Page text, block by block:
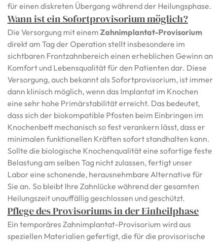
für einen diskreten Übergang während der Heilungsphase.
Wann ist ein Sofortprovisorium möglich?
Die Versorgung mit einem Zahnimplantat-Provisorium
direkt am Tag der Operation stellt insbesondere im
sichtbaren Frontzahnbereich einen erheblichen Gewinn an
Komfort und Lebensqualität für den Patienten dar. Diese
Versorgung, auch bekannt als Sofortprovisorium, ist immer
dann klinisch möglich, wenn das Implantat im Knochen
eine sehr hohe Primärstabilität erreicht. Das bedeutet,
dass sich der biokompatible Pfosten beim Einbringen im
Knochenbett mechanisch so fest verankern lässt, dass er
minimalen funktionellen Kräften sofort standhalten kann.
Sollte die biologische Knochenqualität eine sofortige feste
Belastung am selben Tag nicht zulassen, fertigt unser
Labor eine schonende, herausnehmbare Alternative für
Sie an. So bleibt Ihre Zahnlücke während der gesamten
Heilungszeit unauffällig geschlossen und geschützt.
Pflege des Provisoriums in der Einheilphase
Ein temporäres Zahnimplantat-Provisorium wird aus
speziellen Materialien gefertigt, die für die provisorische